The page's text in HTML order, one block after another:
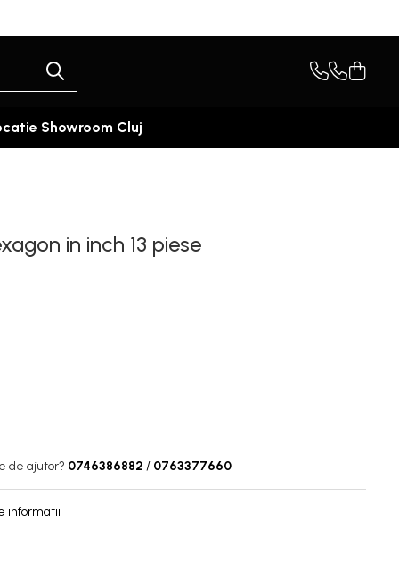
Showroom Cluj
in inch 13 piese
de ajutor? 0746386882 / 0763377660
informatii